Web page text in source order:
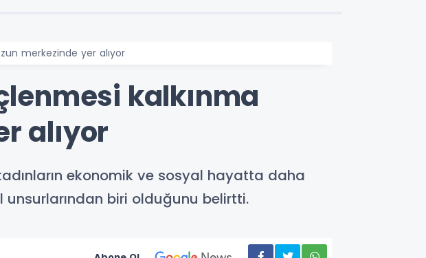
merkezinde yer alıyor
kalkınma
alıyor
ekonomik ve sosyal hayatta daha
unsurlarından biri olduğunu belirtti.